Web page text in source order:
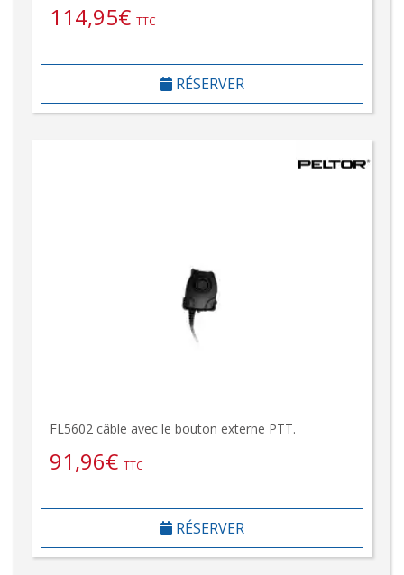
114,95€ TTC
RÉSERVER
FL5602 câble avec le bouton externe PTT.
91,96€ TTC
RÉSERVER